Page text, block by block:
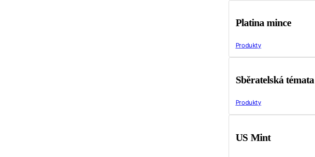
Platina mince
Produkty
Sběratelská témata
Produkty
US Mint